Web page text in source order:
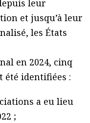
leur
et jusqu’à leur
les États
en 2024, cinq
été identifiées :
a eu lieu
;